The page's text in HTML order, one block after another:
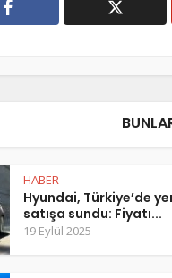
HABER
Hyundai, Türkiye’de
satışa sundu: Fiyatı...
19 Eylül 2025